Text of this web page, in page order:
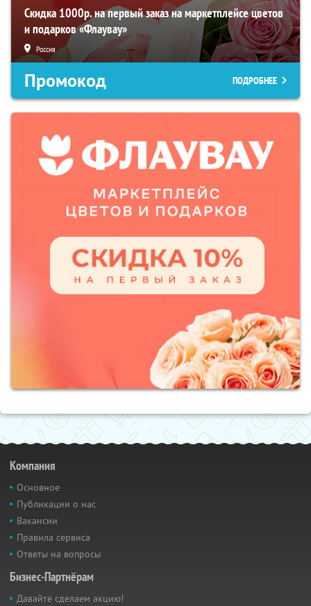
Скидка 1000р. на первый заказ на маркетплейсе цветов
и подарков «Флаувау»
Россия
Промокод ПОДРОБНЕЕ
Компания
Основное
Публикации о нас
Вакансии
Правила сервиса
Ответы на вопросы
Бизнес-Партнёрам
Давайте сделаем акцию!